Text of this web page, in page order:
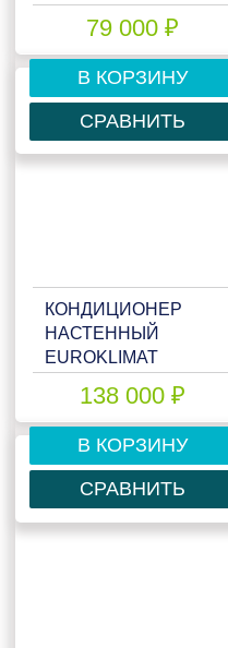
70HNS79 000 ₽
В КОРЗИНУ
СРАВНИТЬ
КОНДИЦИОНЕР
НАСТЕННЫЙ
EUROKLIMAT
100HNN/EKOX1-
100HNN
138 000 ₽
В КОРЗИНУ
СРАВНИТЬ